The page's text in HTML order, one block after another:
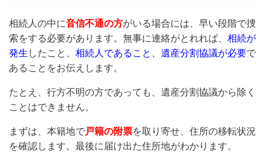
相続人の中に音信不通の方がいる場合には、早い段階で捜
索をする必要があります。無事に連絡がとれれば、 相続が
発生 したこと、 相続人であること 遺産分割協議が必要で
あることをお伝えします。
たとえ、行方不明の方であっても、遺産分割協議から除く
ことはできません。
まずは、本籍地で戸籍の附票を取り寄せ、住所の移転状況
を確認します。最後に届け出た住所地がわかります。